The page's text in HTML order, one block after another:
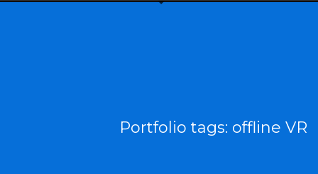
Portfolio tags: offline VR